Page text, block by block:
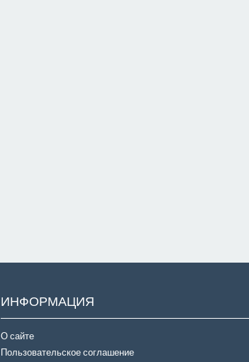
ИНФОРМАЦИЯ
О сайте
Пользовательское соглашение